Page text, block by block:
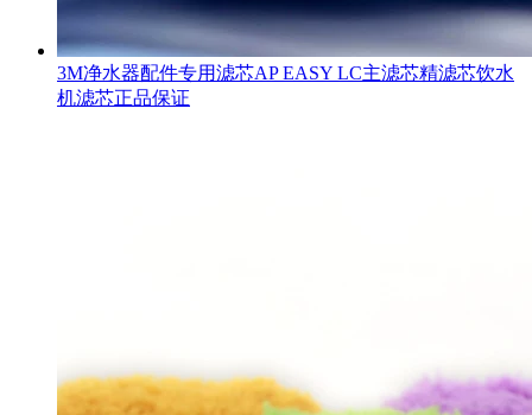
3M净水器配件专用滤芯AP EASY LC主滤芯精滤芯饮水
机滤芯正品保证